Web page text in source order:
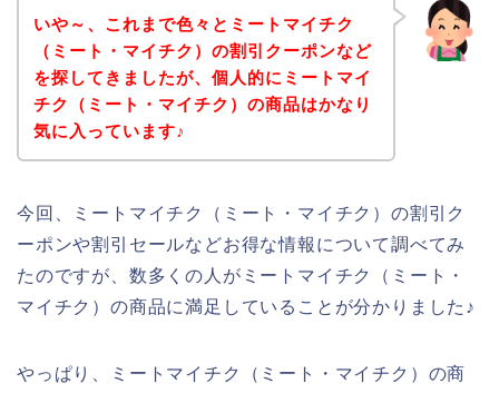
いや～、これまで色々とミートマイチク
（ミート・マイチク）の割引クーポンなど
を探してきましたが、個人的にミートマイ
チク（ミート・マイチク）の商品はかなり
気に入っています♪
今回、ミートマイチク（ミート・マイチク）の割引ク
ーポンや割引セールなどお得な情報について調べてみ
たのですが、数多くの人がミートマイチク（ミート・
マイチク）の商品に満足していることが分かりました♪
やっぱり、ミートマイチク（ミート・マイチク）の商